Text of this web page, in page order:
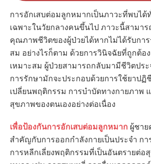
การอักเสบต่อมลูกหมากเป็นภาวะที่พบได้
เฉพาะในวัยกลางคนขึ้นไป ภาวะนี้สามา
คุณภาพชีวิตของผู้ป่วยได้หากไม่ได้รับการ
สม อย่างไรก็ตาม ด้วยการวินิจฉัยที่ถูกต้อ
เหมาะสม ผู้ป่วยสามารถกลับมามีชีวิตปร
การรักษามักจะประกอบด้วยการใช้ยาปฏิ
เปลี่ยนพฤติกรรม การบำบัดทางกายภาพ
สุขภาพของตนเองอย่างต่อเนื่อง
เพื่อป้องกันการอักเสบต่อมลูกหมาก ผู้ชา
สำคัญกับการออกกำลังกายเป็นประจำ ก
การหลีกเลี่ยงพฤติกรรมที่เป็นอันตรายต่